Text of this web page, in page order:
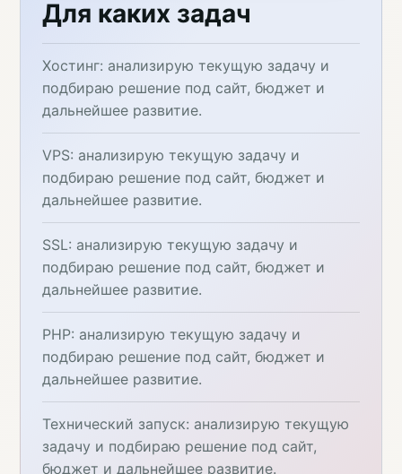
Для каких задач
Хостинг: анализирую текущую задачу и
подбираю решение под сайт, бюджет и
дальнейшее развитие.
VPS: анализирую текущую задачу и
подбираю решение под сайт, бюджет и
дальнейшее развитие.
SSL: анализирую текущую задачу и
подбираю решение под сайт, бюджет и
дальнейшее развитие.
PHP: анализирую текущую задачу и
подбираю решение под сайт, бюджет и
дальнейшее развитие.
Технический запуск: анализирую текущую
задачу и подбираю решение под сайт,
бюджет и дальнейшее развитие.